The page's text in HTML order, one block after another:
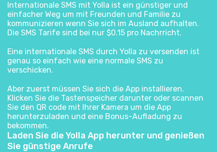
Laden Sie die Yolla App herunter und genießen
Sie günstige Anrufe
Internationale SMS mit Yolla ist ein günstiger und
einfacher Weg um mit Freunden und Familie zu
kommunizieren wenn Sie sich im Ausland aufhalten.
Die SMS Tarife sind bei nur $0.15 pro Nachrricht.
Eine internationale SMS durch Yolla zu versenden ist
genau so einfach wie eine normale SMS zu
verschicken.
Aber zuerst müssen Sie sich die App installieren.
Klicken Sie die Tastenspeicher darunter oder scannen
Sie den QR code mit Ihrer Kamera um die App
herunterzuladen und eine Bonus-Aufladung zu
bekommen.